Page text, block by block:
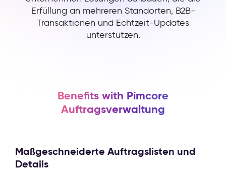
Erfüllung an mehreren Standorten, B2B-
Transaktionen und Echtzeit-Updates
unterstützen.
Benefits with Pimcore
Auftragsverwaltung
Maßgeschneiderte Auftragslisten und
Details